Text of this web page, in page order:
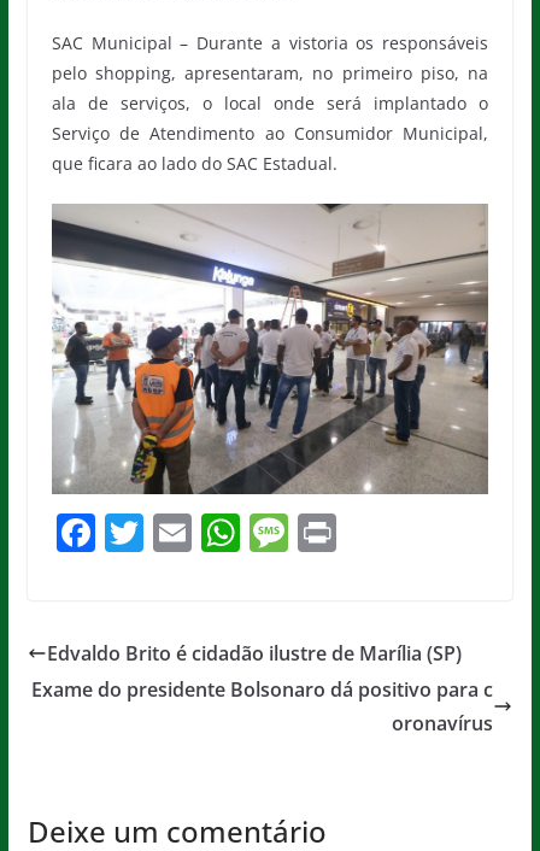
SAC Municipal – Durante a vistoria os responsáveis
pelo shopping, apresentaram, no primeiro piso, na
ala de serviços, o local onde será implantado o
Serviço de Atendimento ao Consumidor Municipal,
que ficara ao lado do SAC Estadual.
F
e
b
T
er
E
l
W
s
A
M
a
g
Pr
Edvaldo Brito é cidadão ilustre de Marília (SP)
Exame do presidente Bolsonaro dá positivo para c
oronavírus
Deixe um comentário